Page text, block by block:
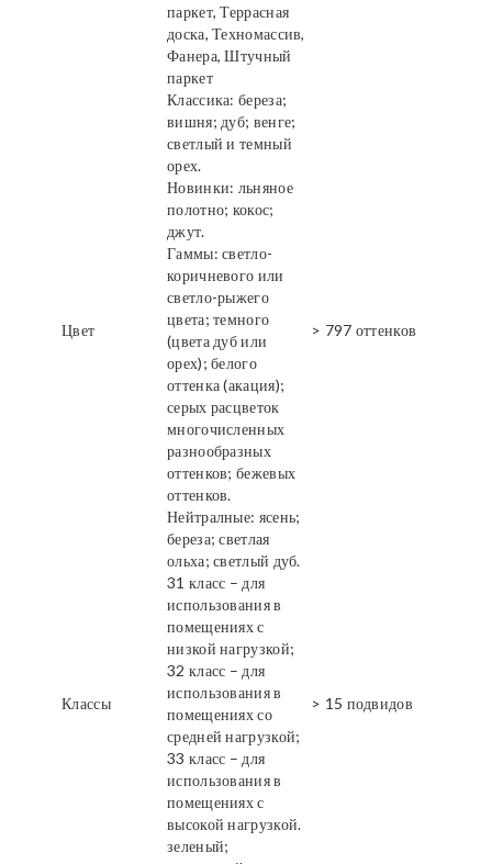
паркет, Террасная
доска, Техномассив,
Фанера, Штучный
паркет
Цвет
Классика: береза;
вишня; дуб; венге;
светлый и темный
орех.
Новинки: льняное
полотно; кокос;
джут.
Гаммы: светло-
коричневого или
светло-рыжего
цвета; темного
(цвета дуб или
орех); белого
оттенка (акация);
серых расцветок
многочисленных
разнообразных
оттенков; бежевых
оттенков.
Нейтралные: ясень;
береза; светлая
ольха; светлый дуб.
> 797 оттенков
Классы
31 класс – для
использования в
помещениях с
низкой нагрузкой;
32 класс – для
использования в
помещениях со
средней нагрузкой;
33 класс – для
использования в
помещениях с
высокой нагрузкой.
> 15 подвидов
зеленый;